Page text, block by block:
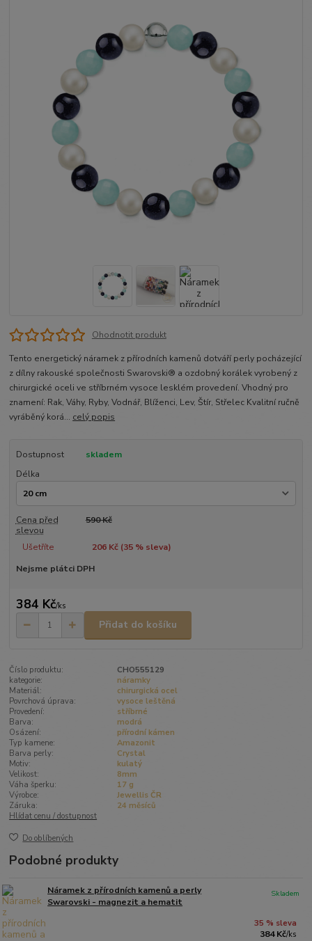
Ohodnotit produkt
Tento energetický náramek z přírodních kamenů dotváří perly pocházející
z dílny rakouské společnosti Swarovski® a ozdobný korálek vyrobený z
chirurgické oceli ve stříbrném vysoce lesklém provedení. Vhodný pro
znamení: Rak, Váhy, Ryby, Vodnář, Blíženci, Lev, Štír, Střelec Kvalitní ručně
vyráběný korá... celý popis
Dostupnost
skladem
Délka
Cena před
slevou
590 Kč
Ušetříte 206 Kč (35% sleva)
Nejsme plátci DPH
384 Kč/ks
Přidat do košíku
Číslo produktu:
CHO555129
kategorie:
náramky
Materiál:
chirurgická ocel
Povrchová úprava:
vysoce leštěná
Provedení:
stříbrné
Barva:
modrá
Osázení:
přírodní kámen
Typ kamene:
Amazonit
Barva perly:
Crystal
Motiv:
kulatý
Velikost:
8mm
Váha šperku:
17 g
Výrobce:
Jewellis ČR
Záruka:
24 měsíců
Hlídat cenu / dostupnost
Do oblíbených
Podobné produkty
Náramek z přírodních kamenů a perly
Swarovski - magnezit a hematit
35 % sleva
384 Kč/ks
Skladem